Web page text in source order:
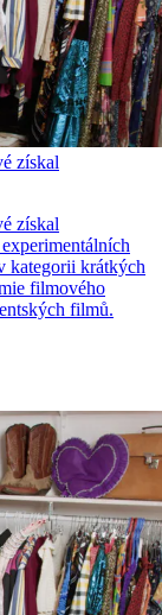
získal
získal
kategorii krátkých
filmového
filmů.